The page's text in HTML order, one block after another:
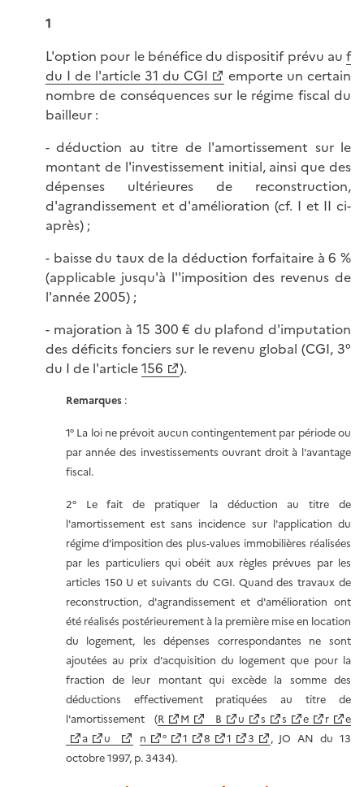
1
L'option pour le bénéfice du dispositif prévu au f
du I de l'article 31 du CGI
emporte un certain
nombre de conséquences sur le régime fiscal du
bailleur :
- déduction au titre de l'amortissement sur le
montant de l'investissement initial, ainsi que des
dépenses ultérieures de reconstruction,
d'agrandissement et d'amélioration (cf. I et II ci-
après) ;
- baisse du taux de la déduction forfaitaire à 6 %
(applicable jusqu'à l''imposition des revenus de
l'année 2005) ;
- majoration à 15 300 € du plafond d'imputation
des déficits fonciers sur le revenu global (CGI, 3°
du I de l'article156 ).
Remarques :
1° La loi ne prévoit aucun contingentement par période ou
par année des investissements ouvrant droit à l'avantage
fiscal.
2° Le fait de pratiquer la déduction au titre de
l'amortissement est sans incidence sur l'application du
régime d'imposition des plus-values immobilières réalisées
par les particuliers qui obéit aux règles prévues par les
articles 150 U et suivants du CGI. Quand des travaux de
reconstruction, d'agrandissement et d'amélioration ont
été réalisés postérieurement à la première mise en location
du logement, les dépenses correspondantes ne sont
ajoutées au prix d'acquisition du logement que pour la
fraction de leur montant qui excède la somme des
déductions effectivement pratiquées au titre de
l'amortissement (R M B u s s e r
e
a
u n ° 1 8 1 3
, JO AN du 13
octobre 1997, p. 3434).